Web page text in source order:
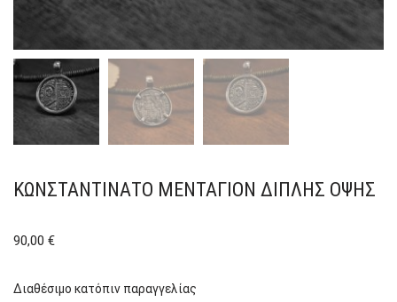
ΚΩΝΣΤΑΝΤΙΝΆΤΟ ΜΕΝΤΑΓΙΌΝ ΔΙΠΛΉΣ ΌΨΗΣ
90,00 €
Διαθέσιμο κατόπιν παραγγελίας